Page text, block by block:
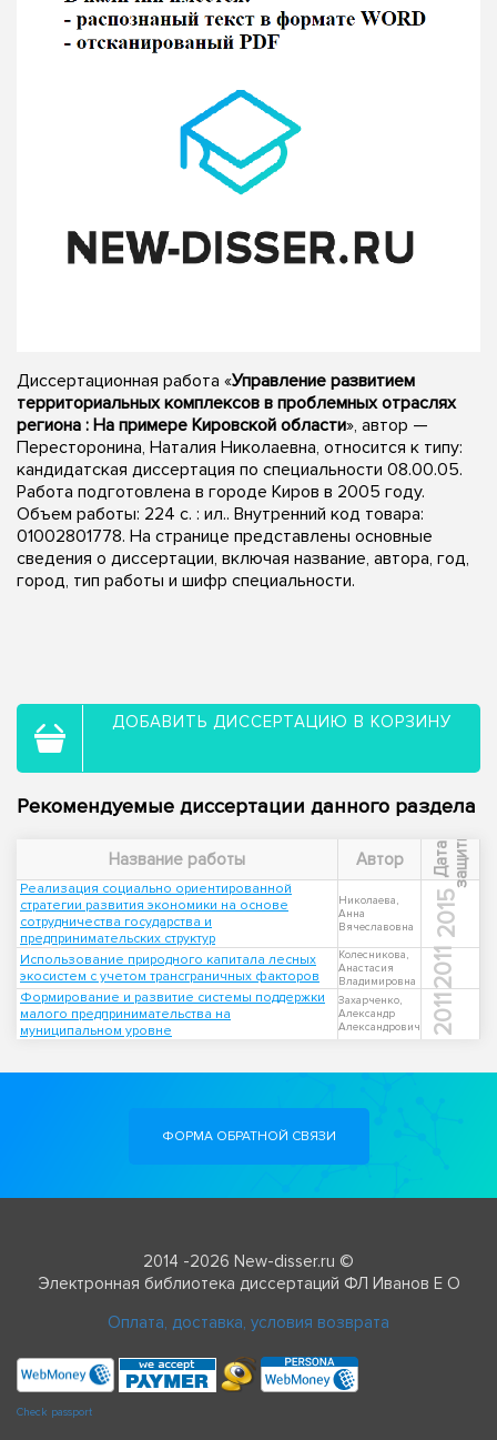
Диссертационная работа «Управление развитием
территориальных комплексов в проблемных отраслях
региона : На примере Кировской области», автор —
Пересторонина, Наталия Николаевна, относится к типу:
кандидатская диссертация по специальности 08.00.05.
Работа подготовлена в городе Киров в 2005 году.
Объем работы: 224 с. : ил.. Внутренний код товара:
01002801778. На странице представлены основные
сведения о диссертации, включая название, автора, год,
город, тип работы и шифр специальности.
ДОБАВИТЬ ДИССЕРТАЦИЮ В КОРЗИНУ
Рекомендуемые диссертации данного раздела
Название работы Автор Д
а
т
а
з
а
щ
и
т ы
Реализация социально ориентированной
стратегии развития экономики на основе
сотрудничества государства и
предпринимательских структур
Николаева,
Анна
Вячеславовна
2015
Использование природного капитала лесных
экосистем с учетом трансграничных факторов
Колесникова,
Анастасия
Владимировна
2011
Формирование и развитие системы поддержки
малого предпринимательства на
муниципальном уровне
Захарченко,
Александр
Александрович
2011
ФОРМА ОБРАТНОЙ СВЯЗИ
2014 -2026 New-disser.ru ©
Электронная библиотека диссертаций ФЛ Иванов Е О
Оплата, доставка, условия возврата
Check passport